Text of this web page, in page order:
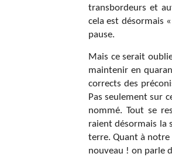
transbordeurs et
cela est désormais
pause.
Mais ce serait
maintenir en
corrects des
Pas seulement sur
nommé. Tout se
raient désormais la
terre. Quant à notre
nouveau ! on parle